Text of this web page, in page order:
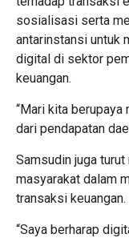
sosialisasi serta
antarinstansi untuk
digital di sektor
keuangan.
“Mari kita
dari pendapatan
Samsudin juga
masyarakat dalam
transaksi keuangan.
“Saya berharap